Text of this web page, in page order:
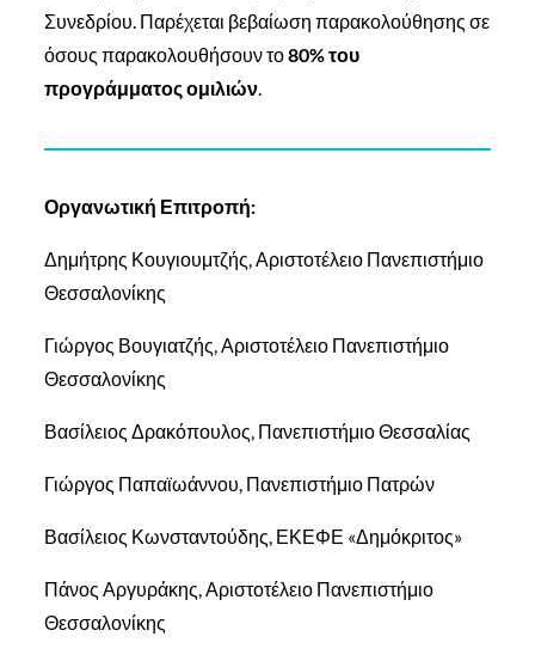
Συνεδρίου. Παρέχεται βεβαίωση παρακολούθησης σε
όσους παρακολουθήσουν το80% του
προγράμματος ομιλιών.
Οργανωτική Επιτροπή:
Δημήτρης Κουγιουμτζής, Αριστοτέλειο Πανεπιστήμιο
Θεσσαλονίκης
Γιώργος Βουγιατζής, Αριστοτέλειο Πανεπιστήμιο
Θεσσαλονίκης
Βασίλειος Δρακόπουλος, Πανεπιστήμιο Θεσσαλίας
Γιώργος Παπαϊωάννου, Πανεπιστήμιο Πατρών
Βασίλειος Κωνσταντούδης, ΕΚΕΦΕ «Δημόκριτος»
Πάνος Αργυράκης, Αριστοτέλειο Πανεπιστήμιο
Θεσσαλονίκης